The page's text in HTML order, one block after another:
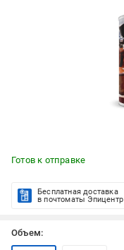
Готов к отправке
Бесплатная доставка
в почтоматы Эпицентр
Объем: